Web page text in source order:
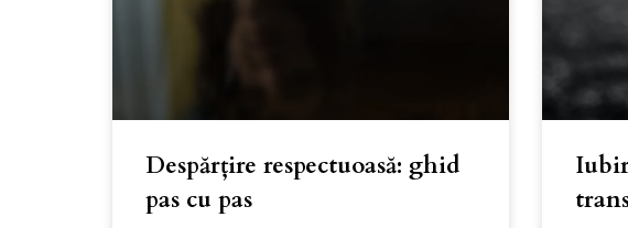
Despărțire respectuoasă: ghid
pas cu pas